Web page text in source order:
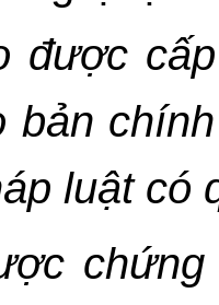
được
bản
luật có